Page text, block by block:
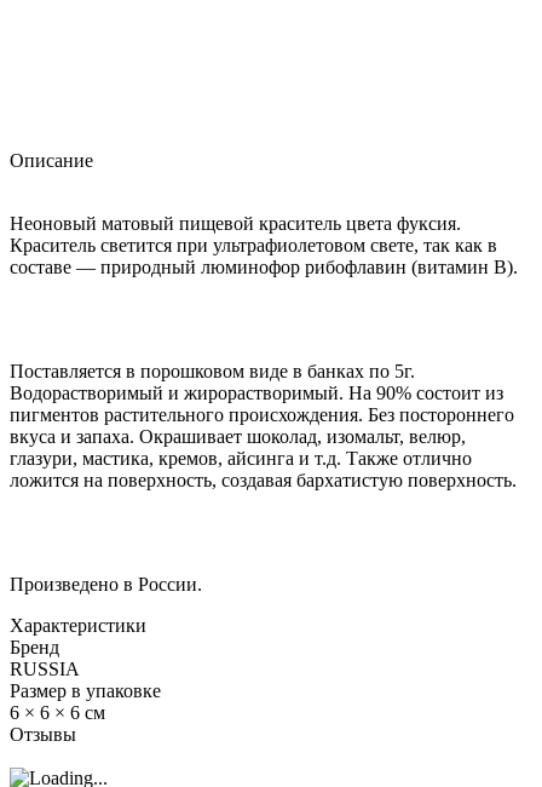
Описание
Неоновый матовый пищевой краситель цвета фуксия.
Краситель светится при ультрафиолетовом свете, так как в
составе — природный люминофор рибофлавин (витамин В).
Поставляется в порошковом виде в банках по 5г.
Водорастворимый и жирорастворимый. На 90% состоит из
пигментов растительного происхождения. Без постороннего
вкуса и запаха. Окрашивает шоколад, изомальт, велюр,
глазури, мастика, кремов, айсинга и т.д. Также отлично
ложится на поверхность, создавая бархатистую поверхность.
Произведено в России.
Характеристики
Бренд
RUSSIA
Размер в упаковке
6 × 6 × 6 см
Отзывы